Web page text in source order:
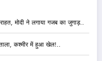
मोदी ने लगाया गजब का जुगाड़..
कश्मीर में हुआ खेल!..